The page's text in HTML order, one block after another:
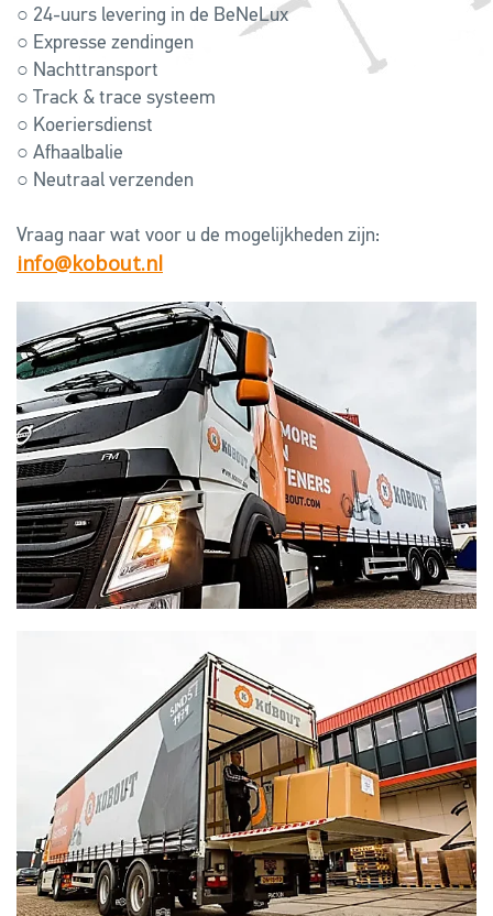
○ 24-uurs levering in de BeNeLux
○ Expresse zendingen
○ Nachttransport
○ Track & trace systeem
○ Koeriersdienst
○ Afhaalbalie
○ Neutraal verzenden
Vraag naar wat voor u de mogelijkheden zijn:
info@kobout.nl